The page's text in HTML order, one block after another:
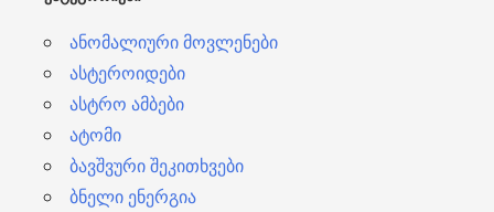
ანომალიური მოვლენები
ასტეროიდები
ასტრო ამბები
ატომი
ბავშვური შეკითხვები
ბნელი ენერგია